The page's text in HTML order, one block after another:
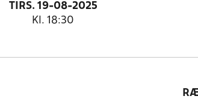
TIRS. 19-08-2025
Kl. 18:30